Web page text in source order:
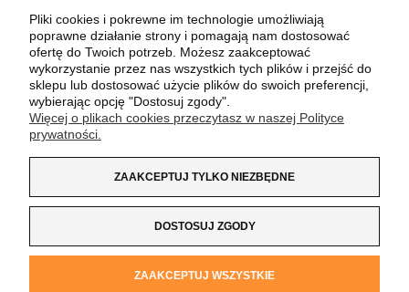
MOJE KONTO
PŁATNOŚCI I DOSTAWA
O NAS
Kochanowskiego 37/K5 |33-100 Tarnów| tel.:
Pliki cookies i pokrewne im technologie umożliwiają
poprawne działanie strony i pomagają nam dostosować
ofertę do Twoich potrzeb. Możesz zaakceptować
wykorzystanie przez nas wszystkich tych plików i przejść do
sklepu lub dostosować użycie plików do swoich preferencji,
wybierając opcję "Dostosuj zgody".
Więcej o plikach cookies przeczytasz w naszej Polityce
prywatności.
ZAAKCEPTUJ TYLKO NIEZBĘDNE
DOSTOSUJ ZGODY
ZAAKCEPTUJ WSZYSTKIE